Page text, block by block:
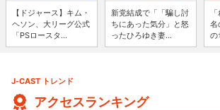
【ドジャース】キム・
ヘソン、大リーグ公式
「PSロースタ...
新党結成で「「騙し討
ちにあった気分」と怒
ったひろゆき妻...
名
J-CAST トレンド
アクセスランキング